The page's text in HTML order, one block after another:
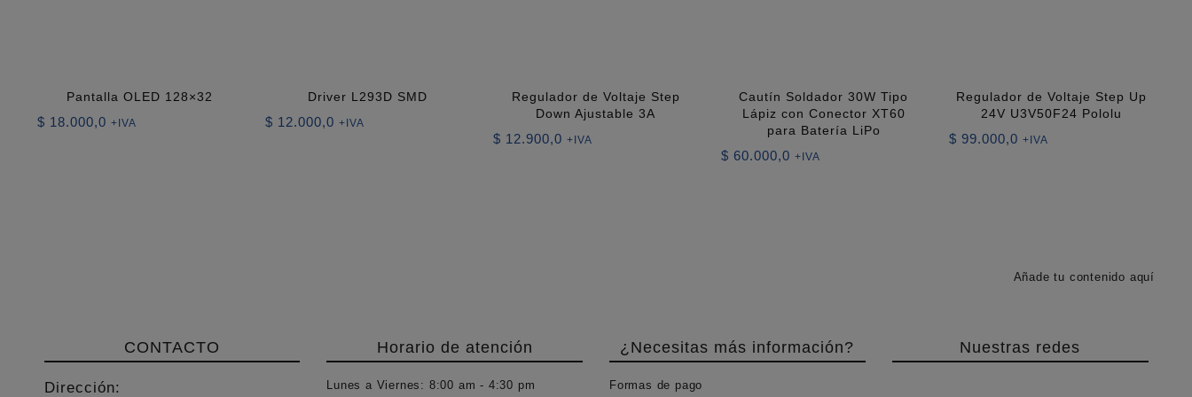
Pantalla OLED 128×32
$ 18.000,0 +IVA
Driver L293D SMD
$ 12.000,0 +IVA
Regulador de Voltaje Step
Down Ajustable 3A
$ 12.900,0 +IVA
Cautín Soldador 30W Tipo
Lápiz con Conector XT60
para Batería LiPo
$ 60.000,0 +IVA
Regulador de Voltaje Step Up
24V U3V50F24 Pololu
$ 99.000,0 +IVA
Añade tu contenido aquí
CONTACTO
Dirección:
Horario de atención
Lunes a Viernes: 8:00 am - 4:30 pm
¿Necesitas más información?
Formas de pago
Nuestras redes